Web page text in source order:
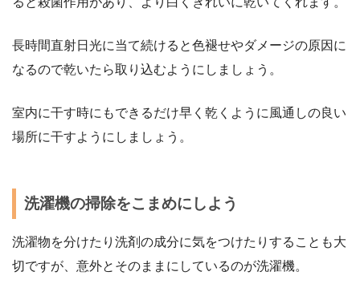
長時間直射日光に当て続けると色褪せやダメージの原因に
なるので乾いたら取り込むようにしましょう。
室内に干す時にもできるだけ早く乾くように風通しの良い
場所に干すようにしましょう。
洗濯機の掃除をこまめにしよう
洗濯物を分けたり洗剤の成分に気をつけたりすることも大
切ですが、意外とそのままにしているのが洗濯機。